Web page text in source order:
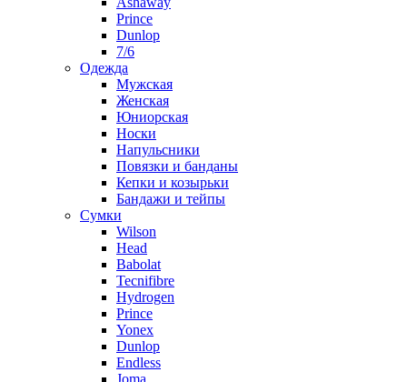
Prince
Dunlop
7/6
Одежда
Мужская
Женская
Юниорская
Носки
Напульсники
Повязки и банданы
Кепки и козырьки
Бандажи и тейпы
Сумки
Wilson
Head
Babolat
Tecnifibre
Hydrogen
Prince
Yonex
Dunlop
Endless
Joma